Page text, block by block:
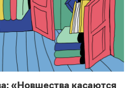
«Новшества касаются